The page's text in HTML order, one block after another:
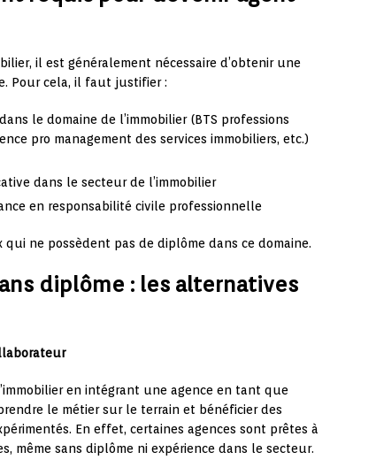
il est généralement nécessaire d’obtenir une
Pour cela, il faut justifier :
le domaine de l’immobilier (BTS professions
pro management des services immobiliers, etc.)
dans le secteur de l’immobilier
en responsabilité civile professionnelle
ne possèdent pas de diplôme dans ce domaine.
diplôme : les alternatives
en intégrant une agence en tant que
le métier sur le terrain et bénéficier des
En effet, certaines agences sont prêtes à
même sans diplôme ni expérience dans le secteur.